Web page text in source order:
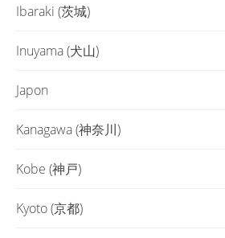
Ibaraki (茨城)
Inuyama (犬山)
Japon
Kanagawa (神奈川)
Kobe (神戸)
Kyoto (京都)